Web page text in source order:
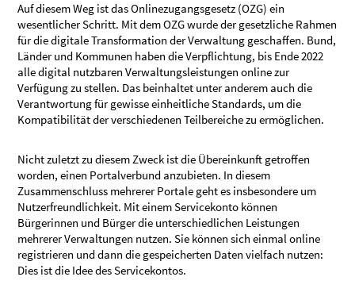
Auf diesem Weg ist das Onlinezugangsgesetz (OZG) ein
wesentlicher Schritt. Mit dem OZG wurde der gesetzliche Rahmen
für die digitale Transformation der Verwaltung geschaffen. Bund,
Länder und Kommunen haben die Verpflichtung, bis Ende 2022
alle digital nutzbaren Verwaltungsleistungen online zur
Verfügung zu stellen. Das beinhaltet unter anderem auch die
Verantwortung für gewisse einheitliche Standards, um die
Kompatibilität der verschiedenen Teilbereiche zu ermöglichen.
Nicht zuletzt zu diesem Zweck ist die Übereinkunft getroffen
worden, einen Portalverbund anzubieten. In diesem
Zusammenschluss mehrerer Portale geht es insbesondere um
Nutzerfreundlichkeit. Mit einem Servicekonto können
Bürgerinnen und Bürger die unterschiedlichen Leistungen
mehrerer Verwaltungen nutzen. Sie können sich einmal online
registrieren und dann die gespeicherten Daten vielfach nutzen:
Dies ist die Idee des Servicekontos.